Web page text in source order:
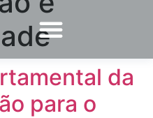
da
para o